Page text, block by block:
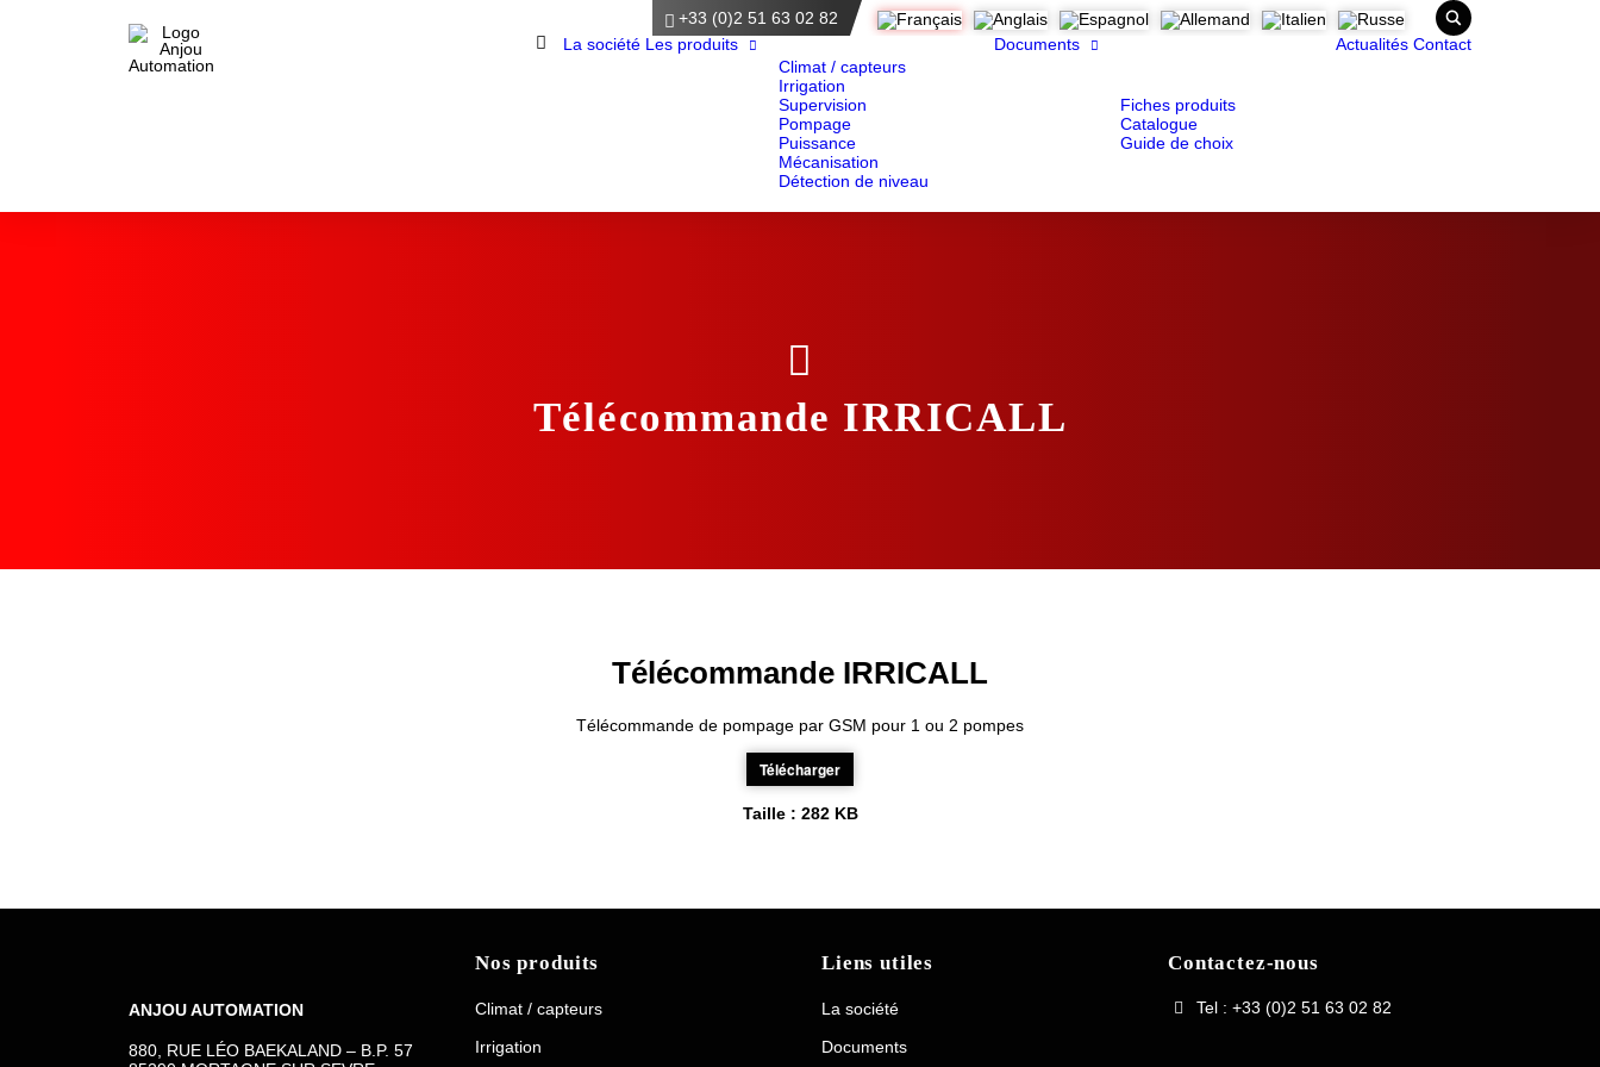
+33 (0)2 51 63 02 82
Accueil
La société Les produits
Climat / capteurs
Irrigation
Supervision
Pompage
Puissance
Mécanisation
Détection de niveau
Documents
Fiches produits
Catalogue
Guide de choix
Actualités Contact
Télécommande IRRICALL
Télécommande IRRICALL
Télécommande de pompage par GSM pour 1 ou 2 pompes
Télécharger
Taille : 282 KB
ANJOU AUTOMATION
880, RUE LÉO BAEKALAND – B.P. 57
Nos produits
Climat / capteurs
Irrigation
Liens utiles
La société
Documents
Contactez-nous
Tel : +33 (0)2 51 63 02 82